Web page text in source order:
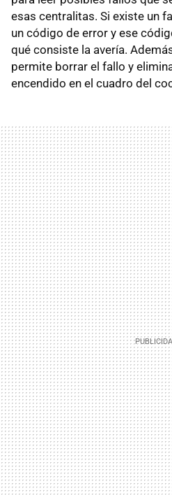
esas centralitas. Si existe un
un código de error y ese
qué consiste la avería.
permite borrar el fallo y
encendido en el cuadro del